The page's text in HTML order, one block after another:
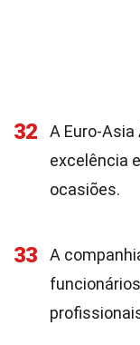
32
A Euro-
excelência
ocasiões.
33
A